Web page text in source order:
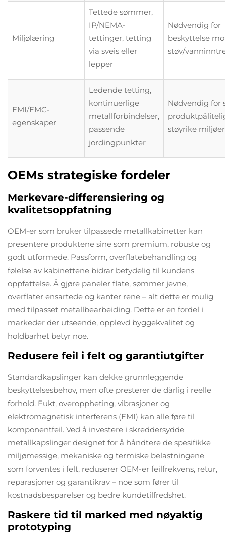
Miljølæring
Tettede sømmer,
IP/NEMA-
tettinger, tetting
via sveis eller
lepper
Nødvendig for
beskyttelse
støv/
EMI/EMC-
egenskaper
Ledende tetting,
kontinuerlige
metallforbindelser,
passende
jordingpunkter
Nødvendig for
støyrike miljøer
OEMs strategiske fordeler
Merkevare-differensiering og
kvalitetsoppfatning
OEM-er som bruker tilpassede metallkabinetter kan
presentere produktene sine som premium, robuste og
godt utformede. Passform, overflatebehandling og
følelse av kabinettene bidrar betydelig til kundens
oppfattelse. Å gjøre paneler flate, sømmer jevne,
overflater ensartede og kanter rene – alt dette er mulig
med tilpasset metallbearbeiding. Dette er en fordel i
markeder der utseende, opplevd byggekvalitet og
holdbarhet betyr noe.
Redusere feil i felt og garantiutgifter
Standardkapslinger kan dekke grunnleggende
beskyttelsesbehov, men ofte presterer de dårlig i reelle
forhold. Fukt, overoppheting, vibrasjoner og
elektromagnetisk interferens (EMI) kan alle føre til
komponentfeil. Ved å investere i skreddersydde
metallkapslinger designet for å håndtere de spesifikke
miljømessige, mekaniske og termiske belastningene
som forventes i felt, reduserer OEM-er feilfrekvens, retur,
reparasjoner og garantikrav – noe som fører til
kostnadsbesparelser og bedre kundetilfredshet.
Raskere tid til marked med nøyaktig
prototyping